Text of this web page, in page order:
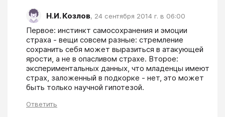
Н.И. Козлов, 24 сентября 2014 г. в 06:00
Первое: инстинкт самосохранения и эмоции
страха - вещи совсем разные: стремление
сохранить себя может выразиться в атакующей
ярости, а не в опасливом страхе. Второе:
экспериментальных данных, что младенцы имеют
страх, заложенный в подкорке - нет, это может
быть только научной гипотезой.
Ответить